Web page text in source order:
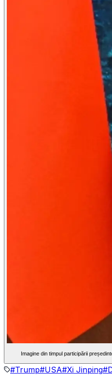
#Trump#USA#Xi Jinping#